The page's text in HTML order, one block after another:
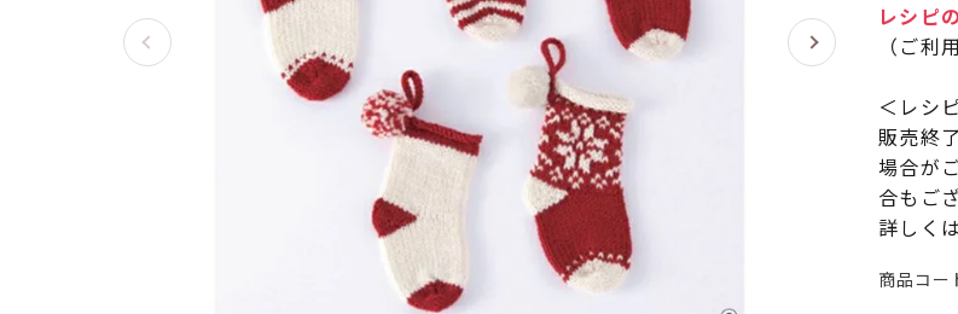
レシピ
（ご利
＜レシ
販売終
場合が
合もご
詳しく
商品コー